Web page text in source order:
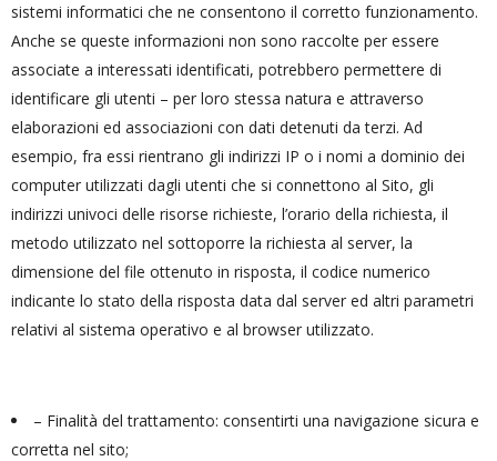
sistemi informatici che ne consentono il corretto funzionamento.
Anche se queste informazioni non sono raccolte per essere
associate a interessati identificati, potrebbero permettere di
identificare gli utenti – per loro stessa natura e attraverso
elaborazioni ed associazioni con dati detenuti da terzi. Ad
esempio, fra essi rientrano gli indirizzi IP o i nomi a dominio dei
computer utilizzati dagli utenti che si connettono al Sito, gli
indirizzi univoci delle risorse richieste, l’orario della richiesta, il
metodo utilizzato nel sottoporre la richiesta al server, la
dimensione del file ottenuto in risposta, il codice numerico
indicante lo stato della risposta data dal server ed altri parametri
relativi al sistema operativo e al browser utilizzato.
– Finalità del trattamento: consentirti una navigazione sicura e
corretta nel sito;